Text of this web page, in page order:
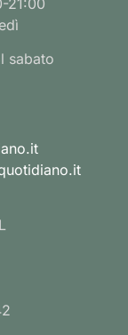
sabato